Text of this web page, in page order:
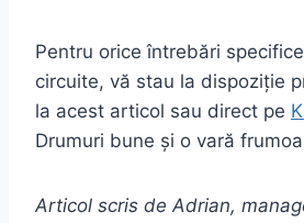
Pentru orice întrebări
circuite, vă stau la dispoziție
la acest articol sau direct pe
Drumuri bune și o vară
Articol scris de Adrian,